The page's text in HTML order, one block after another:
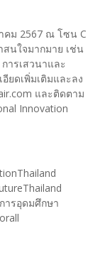
คม 2567 ณ โซน C
นใจมากมาย เช่น
รเสวนาและ
ยดเพิ่มเติมและลง
และติดตาม
Innovation
ารอุดมศึกษา